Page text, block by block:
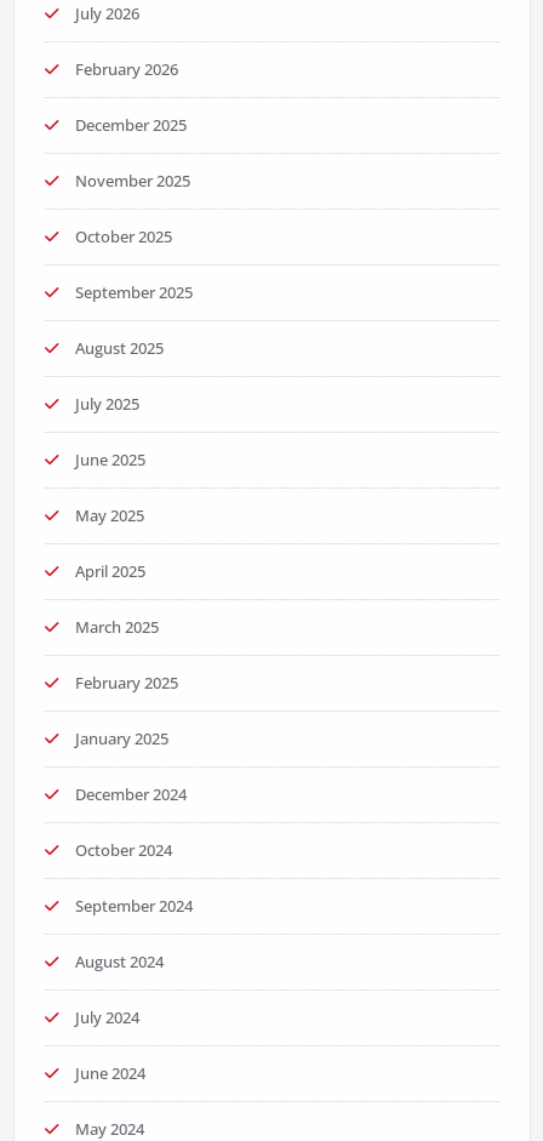
July 2026
February 2026
December 2025
November 2025
October 2025
September 2025
August 2025
July 2025
June 2025
May 2025
April 2025
March 2025
February 2025
January 2025
December 2024
October 2024
September 2024
August 2024
July 2024
June 2024
May 2024